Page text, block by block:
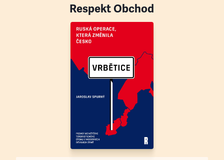
Respekt Obchod